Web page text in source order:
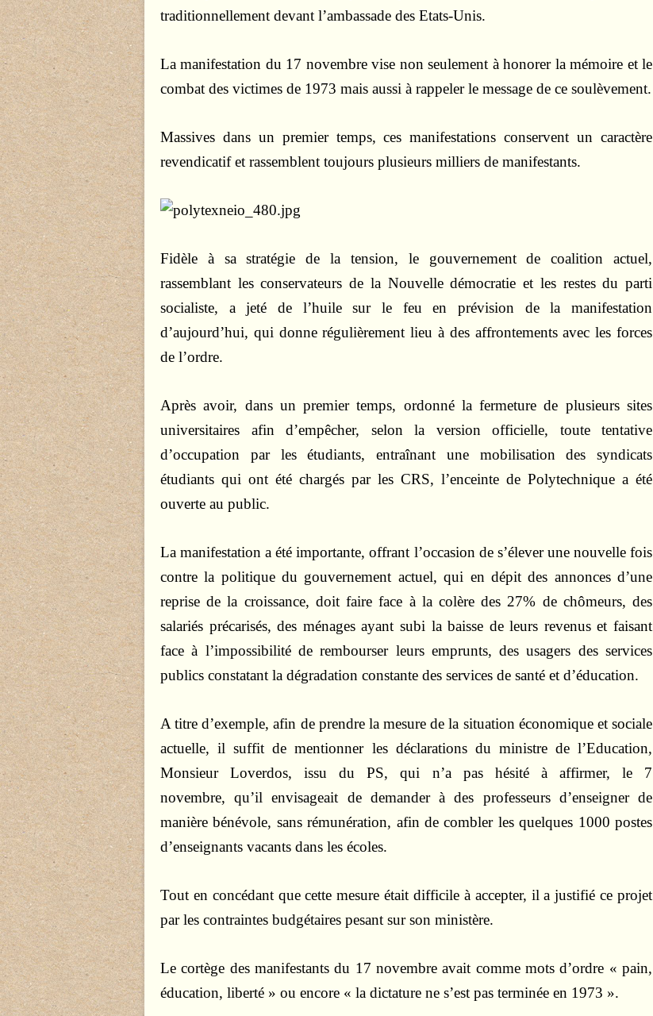
traditionnellement devant l’ambassade des Etats-Unis.
La manifestation du 17 novembre vise non seulement à honorer la mémoire et le
combat des victimes de 1973 mais aussi à rappeler le message de ce soulèvement.
Massives dans un premier temps, ces manifestations conservent un caractère
revendicatif et rassemblent toujours plusieurs milliers de manifestants.
Fidèle à sa stratégie de la tension, le gouvernement de coalition actuel,
rassemblant les conservateurs de la Nouvelle démocratie et les restes du parti
socialiste, a jeté de l’huile sur le feu en prévision de la manifestation
d’aujourd’hui, qui donne régulièrement lieu à des affrontements avec les forces
de l’ordre.
Après avoir, dans un premier temps, ordonné la fermeture de plusieurs sites
universitaires afin d’empêcher, selon la version officielle, toute tentative
d’occupation par les étudiants, entraînant une mobilisation des syndicats
étudiants qui ont été chargés par les CRS, l’enceinte de Polytechnique a été
ouverte au public.
La manifestation a été importante, offrant l’occasion de s’élever une nouvelle fois
contre la politique du gouvernement actuel, qui en dépit des annonces d’une
reprise de la croissance, doit faire face à la colère des 27% de chômeurs, des
salariés précarisés, des ménages ayant subi la baisse de leurs revenus et faisant
face à l’impossibilité de rembourser leurs emprunts, des usagers des services
publics constatant la dégradation constante des services de santé et d’éducation.
A titre d’exemple, afin de prendre la mesure de la situation économique et sociale
actuelle, il suffit de mentionner les déclarations du ministre de l’Education,
Monsieur Loverdos, issu du PS, qui n’a pas hésité à affirmer, le 7
novembre, qu’il envisageait de demander à des professeurs d’enseigner de
manière bénévole, sans rémunération, afin de combler les quelques 1000 postes
d’enseignants vacants dans les écoles.
Tout en concédant que cette mesure était difficile à accepter, il a justifié ce projet
par les contraintes budgétaires pesant sur son ministère.
Le cortège des manifestants du 17 novembre avait comme mots d’ordre « pain,
éducation, liberté » ou encore « la dictature ne s’est pas terminée en 1973 ».